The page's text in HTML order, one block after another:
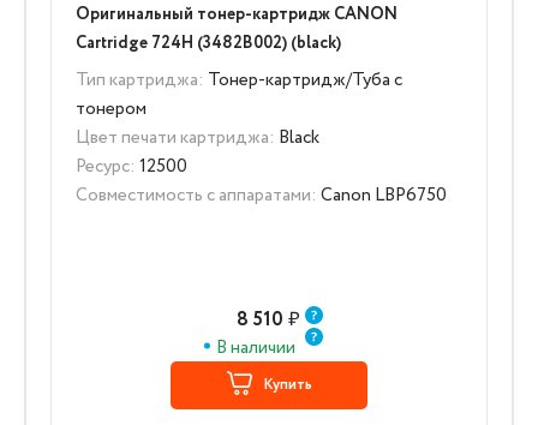
Оригинальный тонер-картридж CANON
Cartridge 724H (3482B002) (black)
Тип картриджа: Тонер-картридж/Туба с
тонером
Цвет печати картриджа: Black
Ресурс: 12500
Совместимость с аппаратами: Canon LBP6750
8 510 ₽
В наличии
Купить